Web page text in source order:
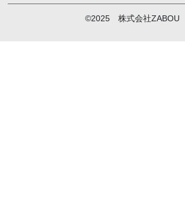
©2025 株式会社ZABOU